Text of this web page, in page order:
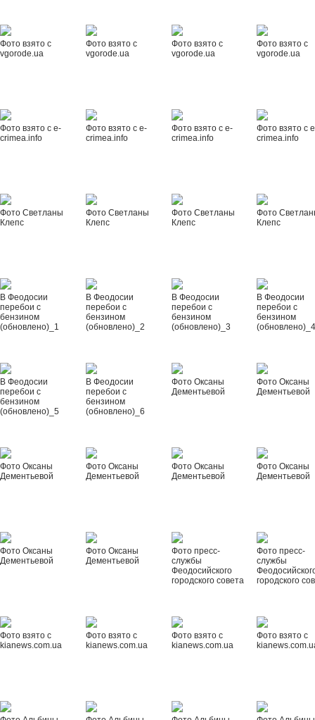
Фото взято с
vgorode.ua
Фото взято с
vgorode.ua
Фото взято с
vgorode.ua
Фото взято с
vgorode.ua
Фото взято с e-
crimea.info
Фото взято с e-
crimea.info
Фото взято с e-
crimea.info
Фото взято с
crimea.info
Фото Светланы
Клепс
Фото Светланы
Клепс
Фото Светланы
Клепс
Фото
Клепс
В Феодосии
перебои с
бензином
(обновлено)_1
В Феодосии
перебои с
бензином
(обновлено)_2
В Феодосии
перебои с
бензином
(обновлено)_3
В Феодосии
перебои с
бензином
В Феодосии
перебои с
бензином
(обновлено)_5
В Феодосии
перебои с
бензином
(обновлено)_6
Фото Оксаны
Дементьевой
Фото Оксаны
Дементьевой
Фото Оксаны
Дементьевой
Фото Оксаны
Дементьевой
Фото Оксаны
Дементьевой
Фото Оксаны
Дементьевой
Фото Оксаны
Дементьевой
Фото Оксаны
Дементьевой
Фото пресс-
службы
Феодосийского
городского совета
Фото пресс-
службы
городского
Фото взято с
kianews.com.ua
Фото взято с
kianews.com.ua
Фото взято с
kianews.com.ua
Фото взято с